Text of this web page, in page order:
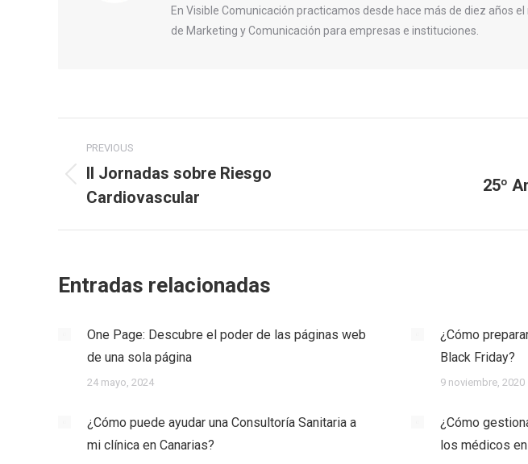
En Visible Comunicación practicamos desde hace más de diez años
de Marketing y Comunicación para empresas e instituciones.
Post
navigation
PREVIOUS
Previous
post:
II Jornadas sobre Riesgo
Cardiovascular
25º
Entradas relacionadas
One Page: Descubre el poder de las páginas web
de una sola página
24 mayo, 2024
¿Cómo
Black Friday?
9 noviembre, 2020
¿Cómo puede ayudar una Consultoría Sanitaria a
mi clínica en Canarias?
¿Cómo
los médicos en